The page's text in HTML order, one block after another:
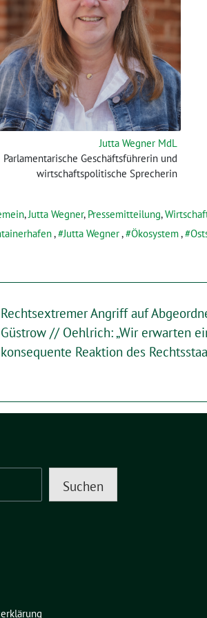
Jutta Wegner MdL
Parlamentarische Geschäftsführerin und
wirtschaftspolitische Sprecherin
,Jutta Wegner, Pressemitteilung,
, Jutta Wegner, Ökosystem,
Rechtsextremer Angriff auf
Güstrow // Oehlrich: „Wir erwarten
konsequente Reaktion des
Suchen